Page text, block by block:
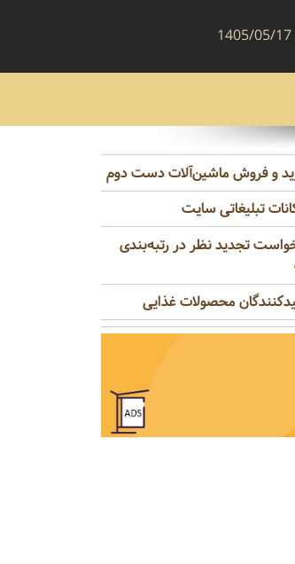
1405/05/17
و فروش ماشین‌آلات دست دوم
تبلیغاتی سایت
تجدید نظر در رتبه‌بندی
محصولات غذایی